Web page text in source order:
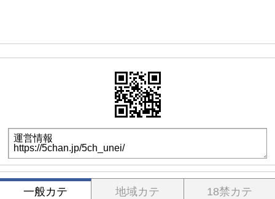
一般カテ 地域カテ 18禁カテ